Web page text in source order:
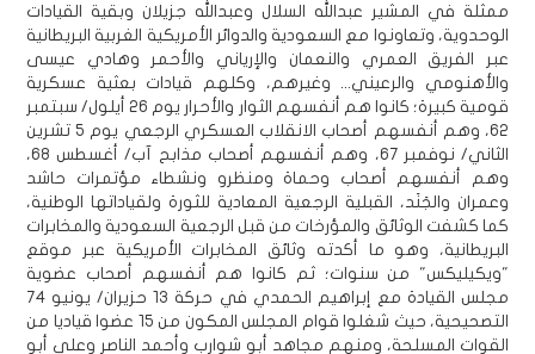
ممثلة في المشير عبدالله السلال وعبدالله جزيلان وبقية القيادات
الوحدوية، وتعاونوا مع السعودية والدوائر الأمريكية الغربية البريطانية
عبر الفريق العمري والنعمان والإرياني والأحمر وهادي عيسى
والأهنومي والرعيني... وغيرهم، وكلهم قيادات بعثية عسكرية
قومية كبيرة؛ كانوا هم أنفسهم الثوار والأحرار يوم 26 أيلول/ سبتمبر
62، وهم أنفسهم أصحاب الانقلاب العسكري الرجعي يوم 5 تشرين
الثاني/ نوفمبر 67، وهم أنفسهم أصحاب مذابح آب/ أغسطس 68،
وهم أنفسهم أصحاب وحماة ومنظرو ونشطاء مؤتمرات حاشد
وعمران والجَنَد، القبلية الرجعية المعادية للثورة ولقياداتها الوطنية،
كما كشفت الوثائق والمؤرخات من قبل الرجعية السعودية والمخابرات
البريطانية، وهو ما أكدته وثائق المخابرات الأمريكية عبر موقع
"ويكيليكس" من سنوات؛ ثم كانوا هم أنفسهم أصحاب عضوية
مجلس القيادة مع إبراهيم الحمدي في حركة 13 حزيران/ يونيو 74
التصحيحية، حيث شغلوا قوام المجلس المكون من 15 عضوا قياديا من
القوات المسلحة، ومنهم مجاهد أبو شوارب وأحمد الناصر وعلي أبو